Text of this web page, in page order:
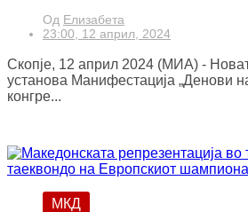
Од Елизабета
23:00, 12 април, 2024
Скопје, 12 април 2024 (МИА) -
установа Манифестација „Денови
конгре...
МКД